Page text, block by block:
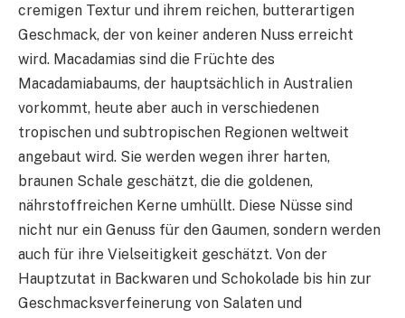
cremigen Textur und ihrem reichen, butterartigen
Geschmack, der von keiner anderen Nuss erreicht
wird. Macadamias sind die Früchte des
Macadamiabaums, der hauptsächlich in Australien
vorkommt, heute aber auch in verschiedenen
tropischen und subtropischen Regionen weltweit
angebaut wird. Sie werden wegen ihrer harten,
braunen Schale geschätzt, die die goldenen,
nährstoffreichen Kerne umhüllt. Diese Nüsse sind
nicht nur ein Genuss für den Gaumen, sondern werden
auch für ihre Vielseitigkeit geschätzt. Von der
Hauptzutat in Backwaren und Schokolade bis hin zur
Geschmacksverfeinerung von Salaten und